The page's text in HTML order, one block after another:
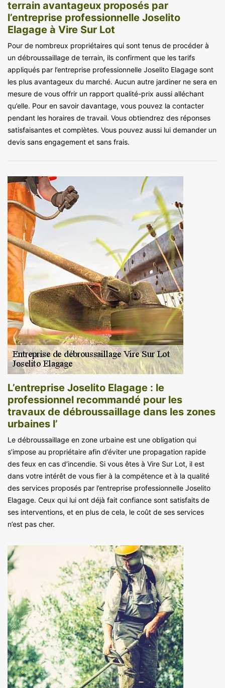
terrain avantageux proposés par
l’entreprise professionnelle Joselito
Elagage à Vire Sur Lot
Pour de nombreux propriétaires qui sont tenus de procéder à
un débroussaillage de terrain, ils confirment que les tarifs
appliqués par l’entreprise professionnelle Joselito Elagage sont
les plus avantageux du marché. Aucun autre jardiner ne sera en
mesure de vous offrir un rapport qualité-prix aussi alléchant
qu’elle. Pour en savoir davantage, vous pouvez la contacter
pendant les horaires de travail. Vous obtiendrez des réponses
satisfaisantes et complètes. Vous pouvez aussi lui demander un
devis sans engagement et sans frais.
L’entreprise Joselito Elagage : le
professionnel recommandé pour les
travaux de débroussaillage dans les zones
urbaines l’
Le débroussaillage en zone urbaine est une obligation qui
s’impose au propriétaire afin d’éviter une propagation rapide
des feux en cas d’incendie. Si vous êtes à Vire Sur Lot, il est
dans votre intérêt de vous fier à la compétence et à la qualité
des services proposés par l’entreprise professionnelle Joselito
Elagage. Ceux qui lui ont déjà fait confiance sont satisfaits de
ses interventions, et en plus de cela, le coût de ses services
n’est pas cher.